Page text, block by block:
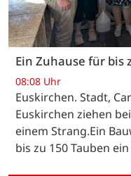
Ein Zuhause für bis
08:08 Uhr
Euskirchen. Stadt,
Euskirchen ziehen
einem Strang.Ein
bis zu 150 Tauben